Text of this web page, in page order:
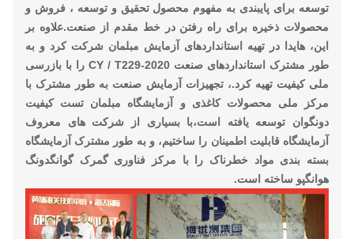
توسعه برای پایبندی به مفهوم محصول تحقیق و توسعه ، فروش و
محصولات ذخیره برای راه رفتن در خط مقدم از صنعت.علاوه بر
این، هایدا در تهیه استانداردهای آزمایش مبلمان شرکت کرد و به
طور مشترک استانداردهای صنعت CY / T229-2020 را با بازرسی
ملی کیفیت تهیه کرد.، تجهیزات آزمایش صنعت به طور مشترک با
مرکز ملی محصولات کاغذی و آزمایشگاه مبلمان تست کیفیت
دونگوان توسعه یافته است،با بسیاری از شرکت های معروف
آزمایشگاه قابلیت اطمینان را ساختیم، و به طور مشترک آزمایشگاه
بسته بندی مواد خطرناک را با مرکز فناوری گمرک گوانگدونگ
هوانگپو ساخته است.